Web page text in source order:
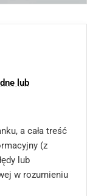
lub
a cała treść
(z
lub
w rozumieniu